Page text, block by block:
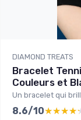
DIAMOND TREATS
Bracelet
Couleurs et
Un bracelet qui
8.6/10